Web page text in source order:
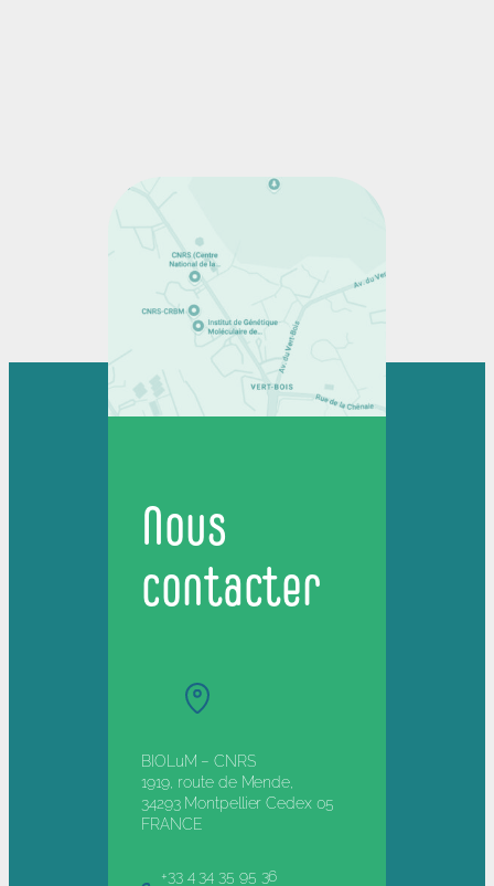
Nous
contacter
BIOLuM – CNRS
1919, route de Mende,
34293 Montpellier Cedex 05
FRANCE
+33 4 34 35 95 36